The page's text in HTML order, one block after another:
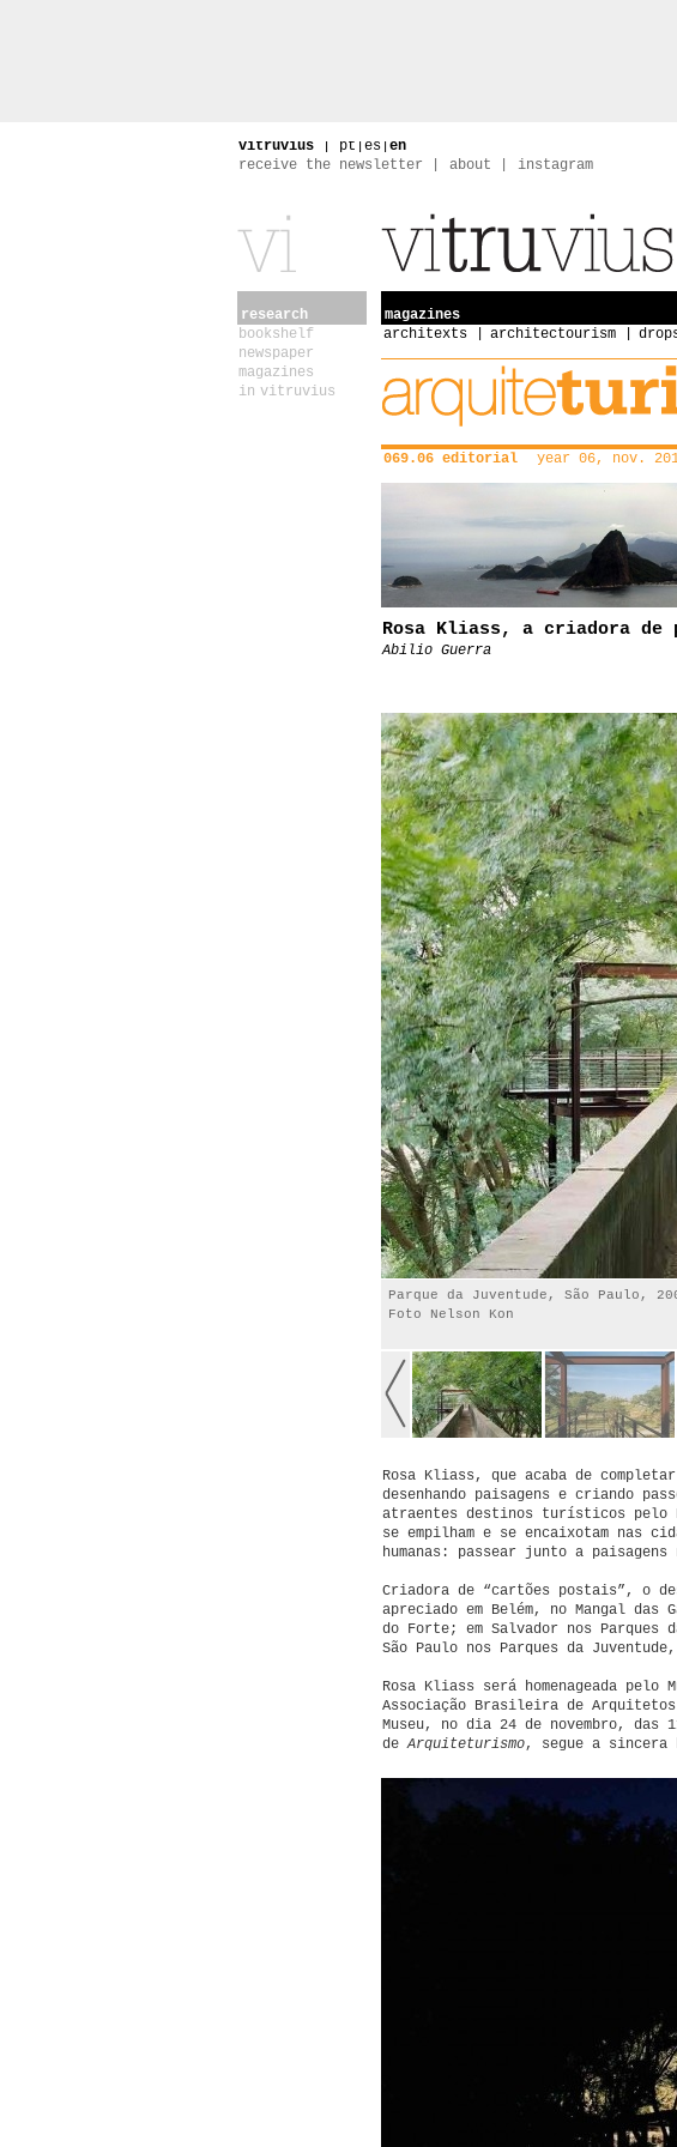
vitruvius | pt | es | en
receive the newsletter
about instagram
research
bookshelf
newspaper
magazines
in vitruvius
magazines
architexts
architectourism
069.06 editorial
year 06, nov.
Rosa Kliass, a criadora de
Abilio Guerra
Parque da Juventude, São Paulo,
Foto Nelson Kon
Rosa Kliass, que acaba de
desenhando paisagens e criando
atraentes destinos turísticos pelo
se empilham e se encaixotam nas
humanas: passear junto a
Criadora de “cartões postais”, o
apreciado em Belém, no Mangal das
do Forte; em Salvador nos Parques
São Paulo nos Parques da
Rosa Kliass será homenageada
Associação Brasileira de Arquitetos
Museu, no dia 24 de novembro,
deArquiteturismo, segue a sincera